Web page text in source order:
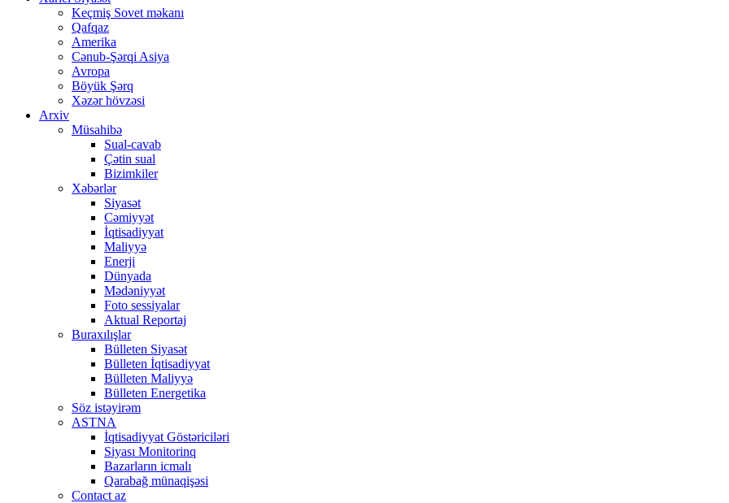
Keçmiş Sovet məkanı
Qafqaz
Amerika
Cənub-Şərqi Asiya
Avropa
Böyük Şərq
Xəzər hövzəsi
Arxiv
Müsahibə
Sual-cavab
Çətin sual
Bizimkiler
Xəbərlər
Siyasət
Cəmiyyət
İqtisadiyyat
Maliyyə
Enerji
Dünyada
Mədəniyyət
Foto sessiyalar
Aktual Reportaj
Buraxılışlar
Bülleten Siyasət
Bülleten İqtisadiyyat
Bülleten Maliyyə
Bülleten Energetika
Söz istəyirəm
ASTNA
İqtisadiyyat Göstəriciləri
Siyası Monitorinq
Bazarların icmalı
Qarabağ münaqişəsi
Contact az